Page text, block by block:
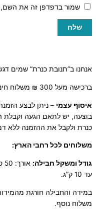
שמור בדפדפן זה את השם,
אנחנו ב”תנובת כנרת” שמים
ברכישה מעל 300 ₪ משלוח חינם.
איסוף עצמי – ניתן לבצע
בוצעה, יש לתאם הגעה וקבלת
כנרת ולקבל את ההזמנה ללא
משלוחים לכל רחבי הארץ:
גודל ומשקל חבילה:
עד 10 ק”ג.
במידה והחבילה חורגת
משלוח נוסף.